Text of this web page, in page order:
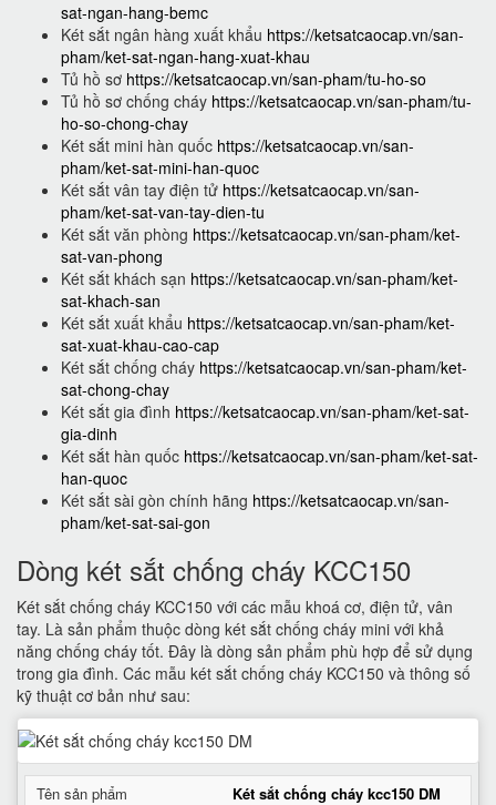
sat-ngan-hang-bemc
Két sắt ngân hàng xuất khẩu https://ketsatcaocap.vn/san-
pham/ket-sat-ngan-hang-xuat-khau
Tủ hồ sơ https://ketsatcaocap.vn/san-pham/tu-ho-so
Tủ hồ sơ chống cháy https://ketsatcaocap.vn/san-pham/tu-
ho-so-chong-chay
Két sắt mini hàn quốc https://ketsatcaocap.vn/san-
pham/ket-sat-mini-han-quoc
Két sắt vân tay điện tử https://ketsatcaocap.vn/san-
pham/ket-sat-van-tay-dien-tu
Két sắt văn phòng https://ketsatcaocap.vn/san-pham/ket-
sat-van-phong
Két sắt khách sạn https://ketsatcaocap.vn/san-pham/ket-
sat-khach-san
Két sắt xuất khẩu https://ketsatcaocap.vn/san-pham/ket-
sat-xuat-khau-cao-cap
Két sắt chống cháy https://ketsatcaocap.vn/san-pham/ket-
sat-chong-chay
Két sắt gia đình https://ketsatcaocap.vn/san-pham/ket-sat-
gia-dinh
Két sắt hàn quốc https://ketsatcaocap.vn/san-pham/ket-sat-
han-quoc
Két sắt sài gòn chính hãng https://ketsatcaocap.vn/san-
pham/ket-sat-sai-gon
Dòng két sắt chống cháy KCC150
Két sắt chống cháy KCC150 với các mẫu khoá cơ, điện tử, vân
tay. Là sản phẩm thuộc dòng két sắt chống cháy mini với khả
năng chống cháy tốt. Đây là dòng sản phẩm phù hợp để sử dụng
trong gia đình. Các mẫu két sắt chống cháy KCC150 và thông số
kỹ thuật cơ bản như sau:
Tên sản phẩm
Két sắt chống cháy kcc150 DM